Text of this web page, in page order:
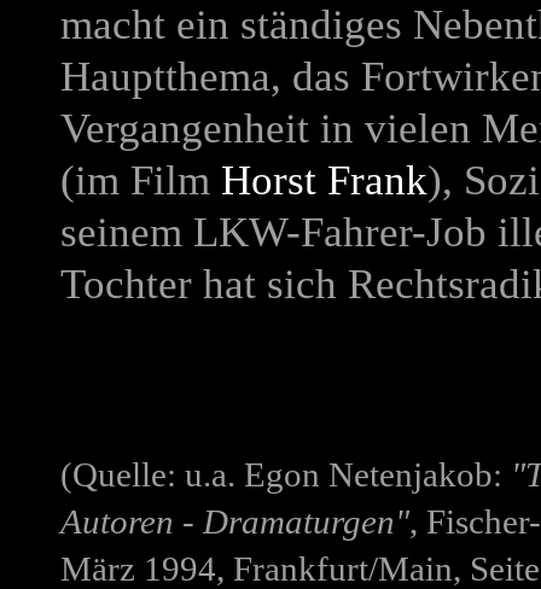
macht ein ständiges
Hauptthema, das
Vergangenheit in vielen
(im Film Horst Frank),
seinem LKW-Fahrer-Job
Tochter hat sich
(Quelle: u.a. Egon Netenjakob:
Autoren - Dramaturgen",
März 1994, Frankfurt/Main,